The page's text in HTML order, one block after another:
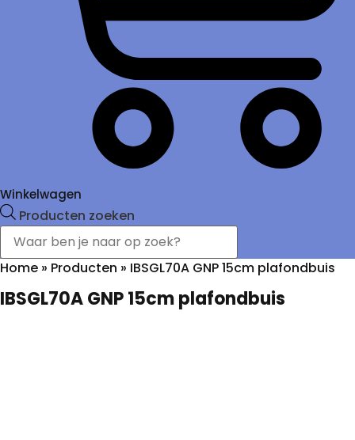
Winkelwagen
Producten zoeken
Home » Producten » IBSGL70A GNP 15cm plafondbuis
IBSGL70A GNP 15cm plafondbuis